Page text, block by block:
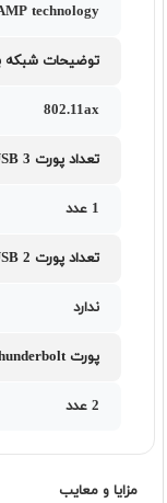
technology
توضیحات
802.11ax
تعداد پورت USB 3
1 عدد
تعداد پورت USB 2
ندارد
پورت Thunderbolt
2 عدد
مزایا و معایب